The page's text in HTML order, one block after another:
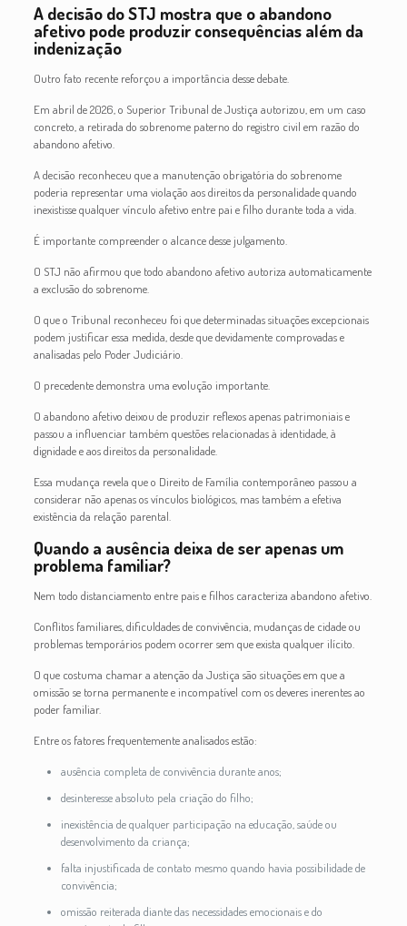
A decisão do STJ mostra que o abandono
afetivo pode produzir consequências além da
indenização
Outro fato recente reforçou a importância desse debate.
Em abril de 2026, o Superior Tribunal de Justiça autorizou, em um caso
concreto, a retirada do sobrenome paterno do registro civil em razão do
abandono afetivo.
A decisão reconheceu que a manutenção obrigatória do sobrenome
poderia representar uma violação aos direitos da personalidade quando
inexistisse qualquer vínculo afetivo entre pai e filho durante toda a vida.
É importante compreender o alcance desse julgamento.
O STJ não afirmou que todo abandono afetivo autoriza automaticamente
a exclusão do sobrenome.
O que o Tribunal reconheceu foi que determinadas situações excepcionais
podem justificar essa medida, desde que devidamente comprovadas e
analisadas pelo Poder Judiciário.
O precedente demonstra uma evolução importante.
O abandono afetivo deixou de produzir reflexos apenas patrimoniais e
passou a influenciar também questões relacionadas à identidade, à
dignidade e aos direitos da personalidade.
Essa mudança revela que o Direito de Família contemporâneo passou a
considerar não apenas os vínculos biológicos, mas também a efetiva
existência da relação parental.
Quando a ausência deixa de ser apenas um
problema familiar?
Nem todo distanciamento entre pais e filhos caracteriza abandono afetivo.
Conflitos familiares, dificuldades de convivência, mudanças de cidade ou
problemas temporários podem ocorrer sem que exista qualquer ilícito.
O que costuma chamar a atenção da Justiça são situações em que a
omissão se torna permanente e incompatível com os deveres inerentes ao
poder familiar.
Entre os fatores frequentemente analisados estão:
ausência completa de convivência durante anos;
desinteresse absoluto pela criação do filho;
inexistência de qualquer participação na educação, saúde ou
desenvolvimento da criança;
falta injustificada de contato mesmo quando havia possibilidade de
convivência;
omissão reiterada diante das necessidades emocionais e do